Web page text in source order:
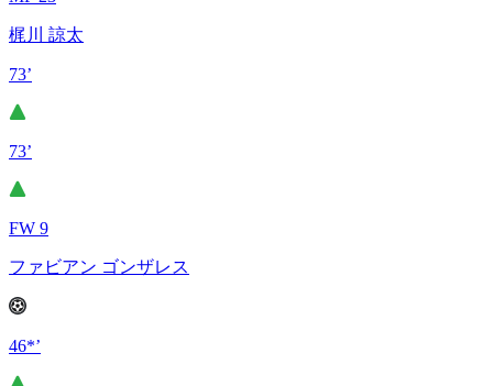
梶川 諒太
73’
73’
FW 9
ファビアン ゴンザレス
46*’